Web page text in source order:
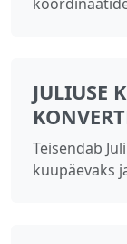
JULIUSE
Teisendab
kuupäevaks